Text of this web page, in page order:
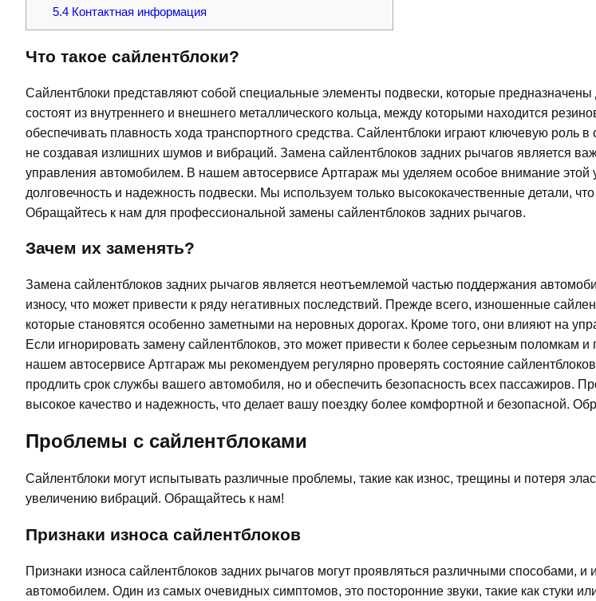
5.4Контактная информация
Что такое сайлентблоки?
Сайлентблоки представляют собой специальные элементы подвески, которые
состоят из внутреннего и внешнего металлического кольца, между которыми находится
обеспечивать плавность хода транспортного средства. Сайлентблоки играют ключевую роль
не создавая излишних шумов и вибраций. Замена сайлентблоков задних рычагов является
управления автомобилем. В нашем автосервисе Артгараж мы уделяем особое внимание этой
долговечность и надежность подвески. Мы используем только высококачественные детали,
Обращайтесь к нам для профессиональной замены сайлентблоков задних рычагов.
Зачем их заменять?
Замена сайлентблоков задних рычагов является неотъемлемой частью поддержания
износу, что может привести к ряду негативных последствий. Прежде всего, изношенные
которые становятся особенно заметными на неровных дорогах. Кроме того, они влияют на
Если игнорировать замену сайлентблоков, это может привести к более серьезным поломкам
нашем автосервисе Артгараж мы рекомендуем регулярно проверять состояние
продлить срок службы вашего автомобиля, но и обеспечить безопасность всех пассажиров.
высокое качество и надежность, что делает вашу поездку более комфортной и безопасной.
Проблемы с сайлентблоками
Сайлентблоки могут испытывать различные проблемы, такие как износ, трещины и потеря
увеличению вибраций. Обращайтесь к нам!
Признаки износа сайлентблоков
Признаки износа сайлентблоков задних рычагов могут проявляться различными способами,
автомобилем. Один из самых очевидных симптомов, это посторонние звуки, такие как стуки